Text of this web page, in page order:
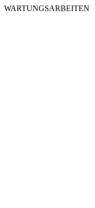
WARTUNGSARBEITEN